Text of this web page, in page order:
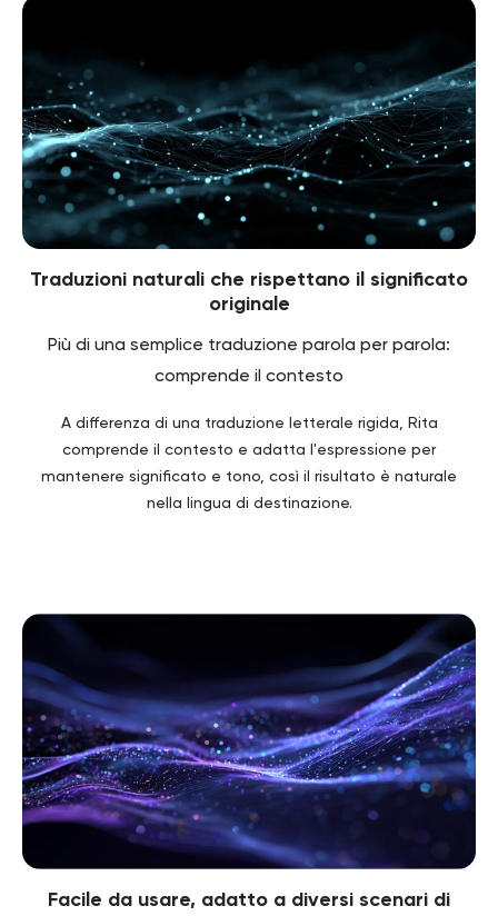
Traduzioni naturali che rispettano il significato
originale
Più di una semplice traduzione parola per parola:
comprende il contesto
A differenza di una traduzione letterale rigida, Rita
comprende il contesto e adatta l'espressione per
mantenere significato e tono, così il risultato è naturale
nella lingua di destinazione.
Facile da usare, adatto a diversi scenari di